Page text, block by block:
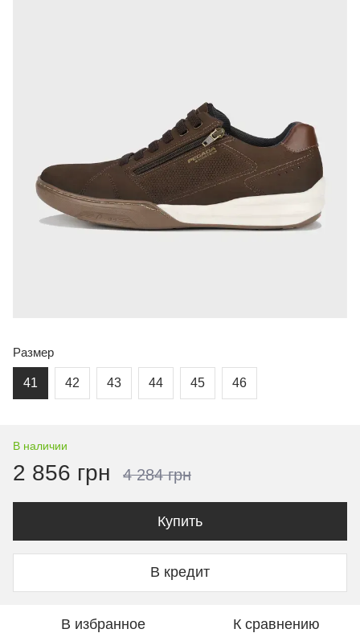
Размер
41 42 43 44 45 46
В наличии
2 856 грн 4 284 грн
Купить
В кредит
В избранное К сравнению